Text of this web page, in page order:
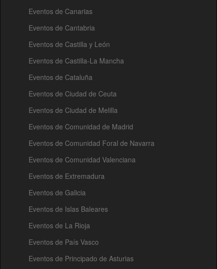
Eventos de Canarias
Eventos de Cantabria
Eventos de Castilla y León
Eventos de Castilla-La Mancha
Eventos de Cataluña
Eventos de Ciudad de Ceuta
Eventos de Ciudad de Melilla
Eventos de Comunidad de Madrid
Eventos de Comunidad Foral de Navarra
Eventos de Comunidad Valenciana
Eventos de Extremadura
Eventos de Galicia
Eventos de Islas Baleares
Eventos de La Rioja
Eventos de País Vasco
Eventos de Principado de Asturias